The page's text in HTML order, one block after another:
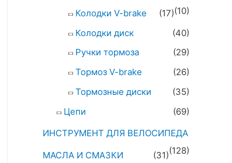
(10)
Колодки V-brake
(17)
Колодки диск
(40)
Ручки тормоза
(29)
Тормоз V-brake
(26)
Тормозные диски
(35)
Цепи
(69)
ИНСТРУМЕНТ ДЛЯ ВЕЛОСИПЕДА
(128)
МАСЛА И СМАЗКИ (31)